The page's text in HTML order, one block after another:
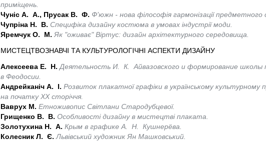
приміщень.
Чуніс А. А., Прусак В. Ф. Ф'южн - нова філософія гармонізації предметного
Чупріна Н. В. Специфіка дизайну костюма в умовах індустрії моди.
Яремчук О. М. Як "оживає" Віртус: дизайн архітектурного середовища.
МИСТЕЦТВОЗНАВЧІ ТА КУЛЬТУРОЛОГІЧНІ АСПЕКТИ ДИЗАЙНУ
Алексеева Е. Н. Деятельность И. К. Айвазовского и формирование школы
в Феодосии.
Андрейканіч А. І. Розвиток плакатної графіки в українському культурному
на початку ХХ сторіччя.
Ваврух М. Етноживопис Світлани Стародубцевої.
Грищенко В. В. Особливості дизайну в мистецтві плаката.
Золотухина Н. А. Крым в графике А. Н. Кушнерёва.
Колесник Л. Є. Львівський художник Ян Машковський.